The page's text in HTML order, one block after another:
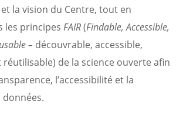
la vision du Centre, tout en
les principes FAIR(Findable, Accessible,
– découvrable, accessible,
de la science ouverte afin
l’accessibilité et la